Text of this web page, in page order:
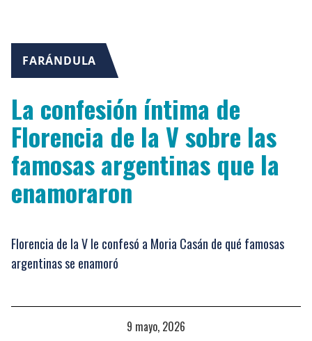
FARÁNDULA
La confesión íntima de
Florencia de la V sobre las
famosas argentinas que la
enamoraron
Florencia de la V le confesó a Moria Casán de qué famosas
argentinas se enamoró
9 mayo, 2026